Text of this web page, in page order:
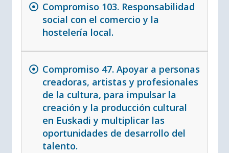
Compromiso 103. Responsabilidad
social con el comercio y la
hostelería local.
Compromiso 47. Apoyar a personas
creadoras, artistas y profesionales
de la cultura, para impulsar la
creación y la producción cultural
en Euskadi y multiplicar las
oportunidades de desarrollo del
talento.